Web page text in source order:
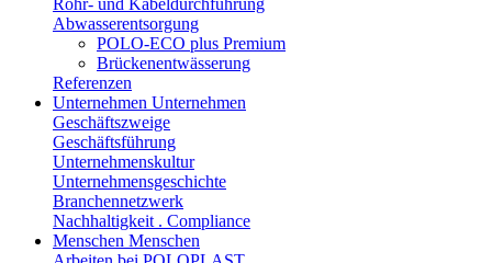
Rohr- und Kabeldurchführung
Abwasserentsorgung
POLO-ECO plus Premium
Brückenentwässerung
Referenzen
Unternehmen Unternehmen
Geschäftszweige
Geschäftsführung
Unternehmenskultur
Unternehmensgeschichte
Branchennetzwerk
Nachhaltigkeit . Compliance
Menschen Menschen